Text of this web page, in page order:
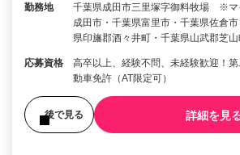
勤務地
千葉県成田市三里塚字御料牧場 ※マ
成田市・千葉県富里市・千葉県佐倉
県印旛郡酒々井町・千葉県山武郡芝
応募資格
高卒以上、経験不問、未経験歓迎！
動車免許（AT限定可）
後で見る 詳細を見